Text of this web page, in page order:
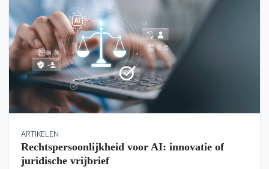
ARTIKELEN
Rechtspersoonlijkheid voor AI: innovatie of
juridische vrijbrief